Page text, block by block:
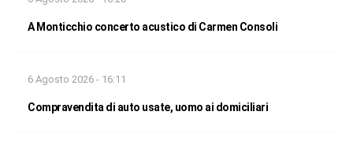
A Monticchio concerto acustico di Carmen Consoli
6 Agosto 2026 - 16:11
Compravendita di auto usate, uomo ai domiciliari